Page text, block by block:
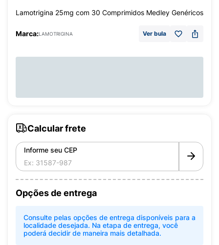
Lamotrigina 25mg com 30 Comprimidos Medley Genéricos
Marca:LAMOTRIGINA Ver bula
Calcular frete
Informe seu CEP
Opções de entrega
Consulte pelas opções de entrega disponíveis para a
localidade desejada. Na etapa de entrega, você
poderá decidir de maneira mais detalhada.